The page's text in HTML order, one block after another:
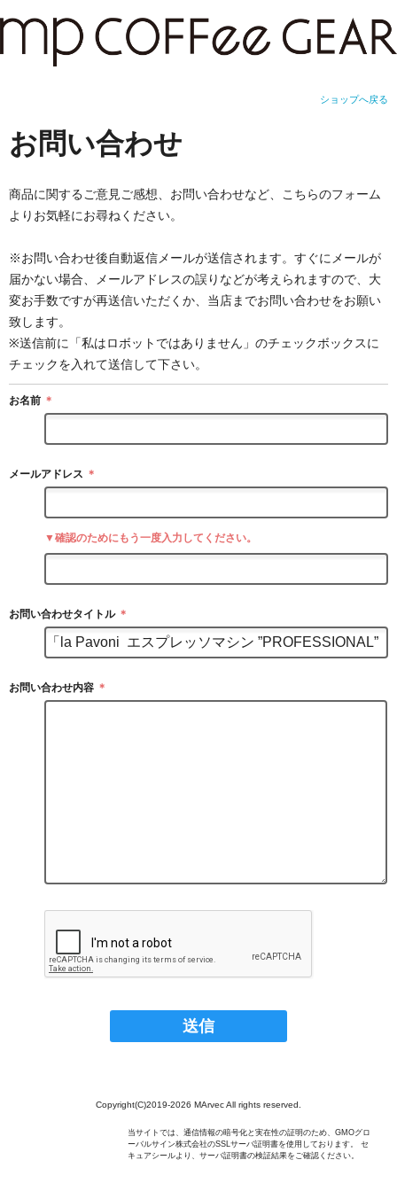
ショップへ戻る
お問い合わせ
商品に関するご意見ご感想、お問い合わせなど、こちらのフォーム
よりお気軽にお尋ねください。
※お問い合わせ後自動返信メールが送信されます。すぐにメールが
届かない場合、メールアドレスの誤りなどが考えられますので、大
変お手数ですが再送信いただくか、当店までお問い合わせをお願い
致します。
※送信前に「私はロボットではありません」のチェックボックスに
チェックを入れて送信して下さい。
お名前 ＊
メールアドレス ＊
▼確認のためにもう一度入力してください。
お問い合わせタイトル ＊
お問い合わせ内容 ＊
Copyright(C)2019-2026 MArvec All rights reserved.
当サイトでは、通信情報の暗号化と実在性の証明のため、GMOグロ
ーバルサイン株式会社のSSLサーバ証明書を使用しております。 セ
キュアシールより、サーバ証明書の検証結果をご確認ください。